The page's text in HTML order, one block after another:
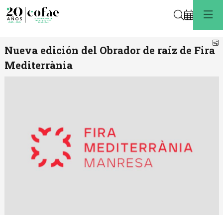
Buscar
Nueva edición del Obrador de raíz de Fira
Mediterrània